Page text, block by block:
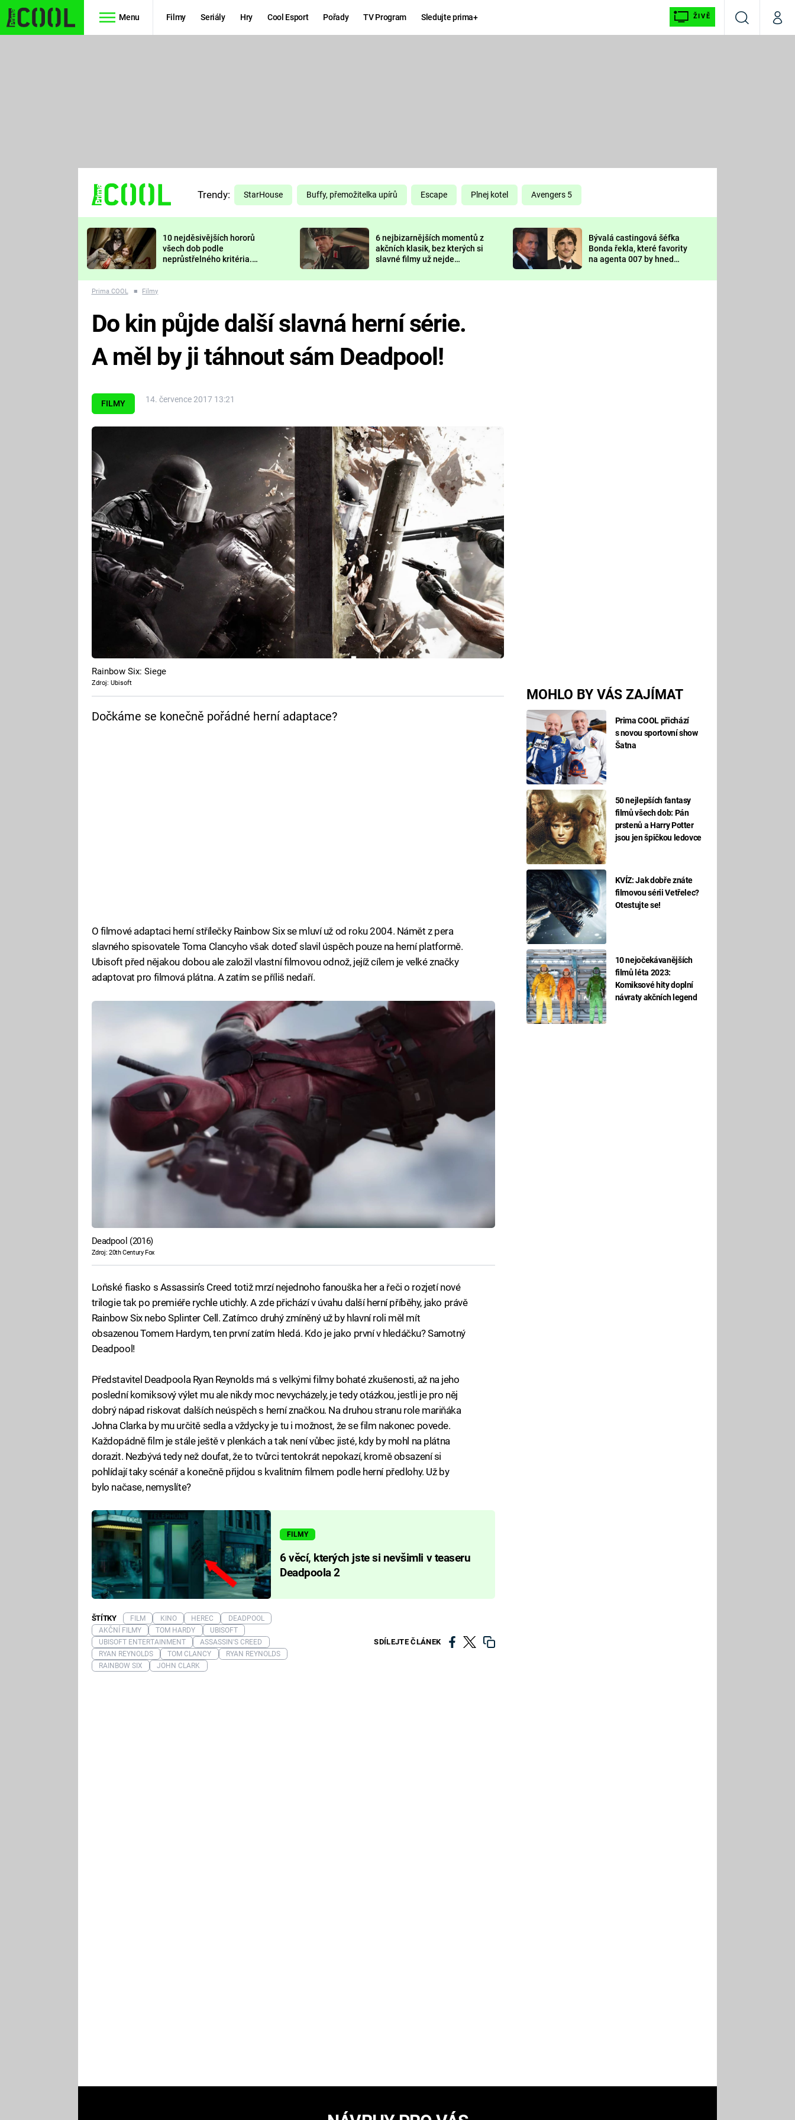
Menu Filmy Seriály Hry Cool Esport Pořady TV Program Sledujte prima+ ŽIVĚ
VyhledáváníMůj
TŘESKU
FUTURAMA
PREDÁTOR
DELIVERANCE
KOMEDIE
CHUCK
NORRIS
DEADPOOL
Prima LAJK
Sledujte nás
Trendy: StarHouse Buffy, přemožitelka upírů Escape Plnej kotel Avengers 5
10 nejděsivějších hororů
všech dob podle
neprůstřelného kritéria.
nejvíc zvednou tep?
6 nejbizarnějších momentů z
akčních klasik, bez kterých si
slavné filmy už nejde
Bývalá castingová šéfka
Bonda řekla, které favority
na agenta 007 by hned
Prima COOL ■ Filmy
FILMY 14. července 2017 13:21
MOHLO BY VÁS ZAJÍMAT
Prima COOL přichází
s novou sportovní show
Šatna
50 nejlepších fantasy
filmů všech dob: Pán
prstenů a Harry Potter
jsou jen špičkou ledovce
KVÍZ: Jak dobře znáte
filmovou sérii Vetřelec?
Otestujte se!
10 nejočekávanějších
filmů léta 2023:
Komiksové hity doplní
návraty akčních legend
Do kin půjde další slavná herní série.
A měl by ji táhnout sám Deadpool!
Rainbow Six: Siege
Zdroj: Ubisoft
Dočkáme se konečně pořádné herní adaptace?
O filmové adaptaci herní střílečky Rainbow Six se mluví už od roku 2004. Námět z pera
slavného spisovatele Toma Clancyho však doteď slavil úspěch pouze na herní platformě.
Ubisoft před nějakou dobou ale založil vlastní filmovou odnož, jejíž cílem je velké značky
adaptovat pro filmová plátna. A zatím se příliš nedaří.
Deadpool (2016)
Zdroj: 20th Century Fox
Loňské fiasko s Assassin’s Creed totiž mrzí nejednoho fanouška her a řeči o rozjetí nové
trilogie tak po premiéře rychle utichly. A zde přichází v úvahu další herní příběhy, jako právě
Rainbow Six nebo Splinter Cell. Zatímco druhý zmíněný už by hlavní roli měl mít
obsazenou Tomem Hardym, ten první zatím hledá. Kdo je jako první v hledáčku? Samotný
Deadpool!
Představitel Deadpoola Ryan Reynolds má s velkými filmy bohaté zkušenosti, až na jeho
poslední komiksový výlet mu ale nikdy moc nevycházely, je tedy otázkou, jestli je pro něj
dobrý nápad riskovat dalších neúspěch s herní značkou. Na druhou stranu role mariňáka
Johna Clarka by mu určitě sedla a vždycky je tu i možnost, že se film nakonec povede.
Každopádně film je stále ještě v plenkách a tak není vůbec jisté, kdy by mohl na plátna
dorazit. Nezbývá tedy než doufat, že to tvůrci tentokrát nepokazí, kromě obsazení si
pohlídají taky scénář a konečně přijdou s kvalitním filmem podle herní předlohy. Už by
bylo načase, nemyslíte?
FILMY
6 věcí, kterých jste si nevšimli v teaseru
Deadpoola 2
SDÍLEJTE ČLÁNEK
ŠTÍTKY FILM KINO HEREC
DEADPOOL
AKČNÍ FILMY
TOM HARDY
UBISOFT
UBISOFT ENTERTAINMENT
ASSASSIN'S CREED
RYAN REYNOLDS
TOM CLANCY
RYAN REYNOLDS
RAINBOW SIX
JOHN CLARK